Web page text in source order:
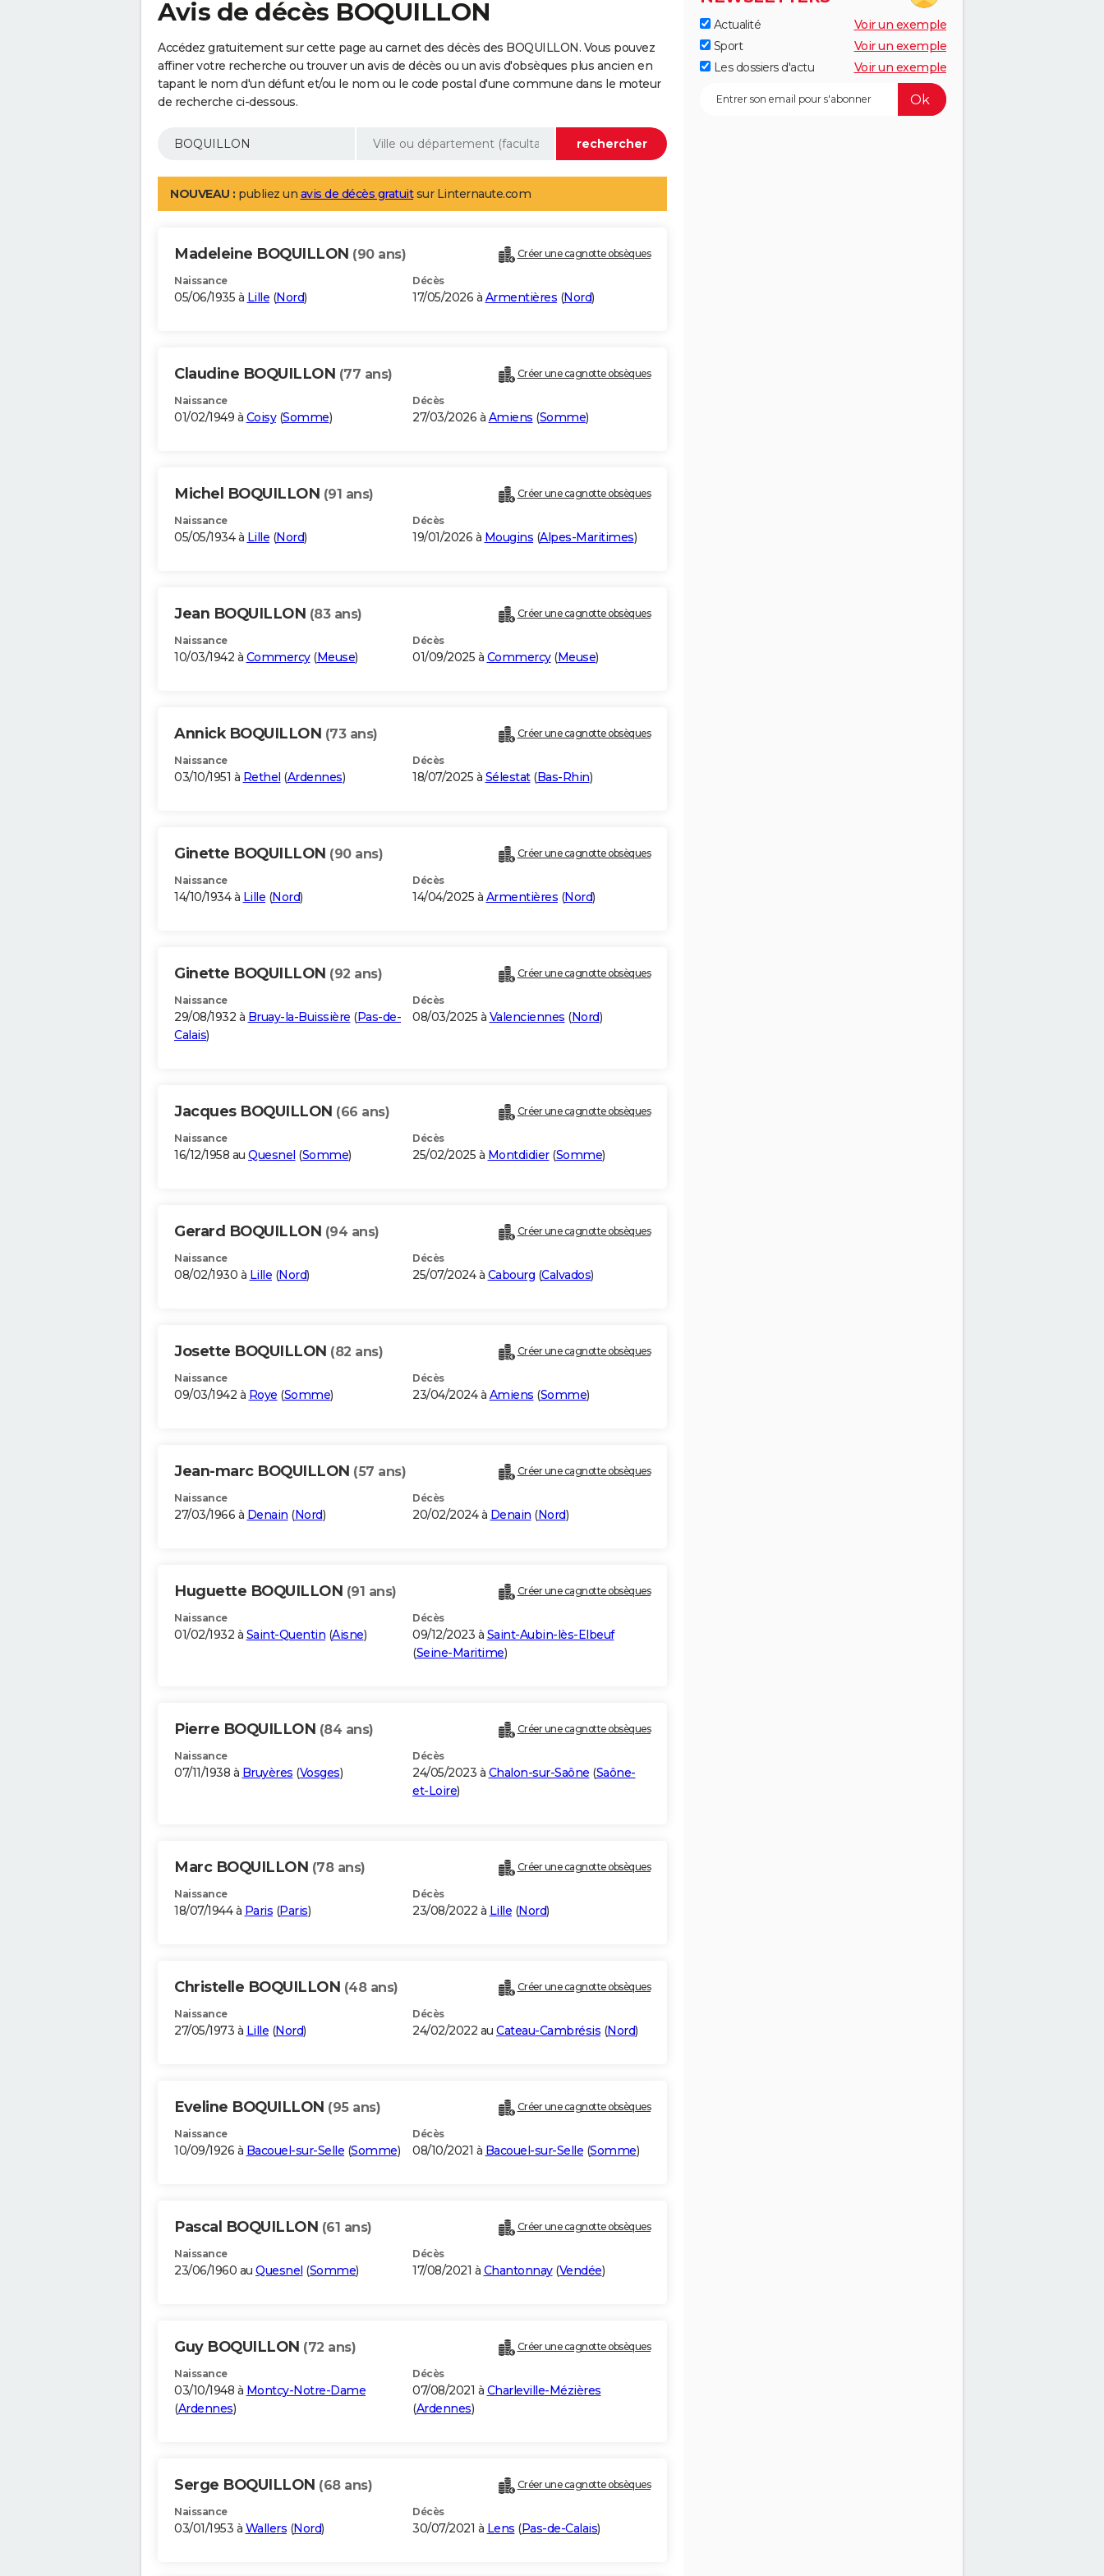
Avis de décès BOQUILLON
Accédez gratuitement sur cette page au carnet des décès des BOQUILLON. Vous pouvez
affiner votre recherche ou trouver un avis de décès ou un avis d'obsèques plus ancien en
tapant le nom d'un défunt et/ou le nom ou le code postal d'une commune dans le moteur
de recherche ci-dessous.
NOUVEAU : publiez un avis de décès gratuitsur Linternaute.com
Madeleine BOQUILLON (90 ans) Créer une cagnotte obsèques
Naissance
05/06/1935 à Lille (Nord)
Décès
17/05/2026 à Armentières (Nord)
Claudine BOQUILLON (77 ans) Créer une cagnotte obsèques
Naissance
01/02/1949 à Coisy(Somme)
Décès
27/03/2026 à Amiens (Somme)
Michel BOQUILLON (91 ans) Créer une cagnotte obsèques
Naissance
05/05/1934 à Lille (Nord)
Décès
19/01/2026 à Mougins (Alpes-Maritimes)
Jean BOQUILLON (83 ans) Créer une cagnotte obsèques
Naissance
10/03/1942 à Commercy(Meuse)
Décès
01/09/2025 à Commercy(Meuse)
Annick BOQUILLON (73 ans) Créer une cagnotte obsèques
Naissance
03/10/1951 à Rethel (Ardennes)
Décès
18/07/2025 à Sélestat(Bas-Rhin)
Ginette BOQUILLON (90 ans) Créer une cagnotte obsèques
Naissance
14/10/1934 à Lille (Nord)
Décès
14/04/2025 à Armentières (Nord)
Ginette BOQUILLON (92 ans) Créer une cagnotte obsèques
Naissance
29/08/1932 à Bruay-la-Buissière (Pas-de-
Calais)
Décès
08/03/2025 à Valenciennes (Nord)
Jacques BOQUILLON (66 ans) Créer une cagnotte obsèques
Naissance
16/12/1958 au Quesnel (Somme)
Décès
25/02/2025 à Montdidier(Somme)
Gerard BOQUILLON (94 ans) Créer une cagnotte obsèques
Naissance
08/02/1930 à Lille (Nord)
Décès
25/07/2024 à Cabourg (Calvados)
Josette BOQUILLON (82 ans) Créer une cagnotte obsèques
Naissance
09/03/1942 à Roye (Somme)
Décès
23/04/2024 à Amiens (Somme)
Jean-marc BOQUILLON (57 ans) Créer une cagnotte obsèques
Naissance
27/03/1966 à Denain (Nord)
Décès
20/02/2024 à Denain (Nord)
Huguette BOQUILLON (91 ans) Créer une cagnotte obsèques
Naissance
01/02/1932 à Saint-Quentin (Aisne)
Décès
09/12/2023 à Saint-Aubin-lès-Elbeuf
(Seine-Maritime)
Pierre BOQUILLON (84 ans) Créer une cagnotte obsèques
Naissance
07/11/1938 à Bruyères (Vosges)
Décès
24/05/2023 à Chalon-sur-Saône (Saône-
et-Loire)
Marc BOQUILLON (78 ans) Créer une cagnotte obsèques
Naissance
18/07/1944 à Paris (Paris)
Décès
23/08/2022 à Lille (Nord)
Christelle BOQUILLON (48 ans) Créer une cagnotte obsèques
Naissance
27/05/1973 à Lille (Nord)
Décès
24/02/2022 au Cateau-Cambrésis (Nord)
Eveline BOQUILLON (95 ans) Créer une cagnotte obsèques
Naissance
10/09/1926 à Bacouel-sur-Selle (Somme)
Décès
08/10/2021 à Bacouel-sur-Selle (Somme)
Pascal BOQUILLON (61 ans) Créer une cagnotte obsèques
Naissance
23/06/1960 au Quesnel (Somme)
Décès
17/08/2021 à Chantonnay(Vendée)
Guy BOQUILLON (72 ans) Créer une cagnotte obsèques
Naissance
03/10/1948 à Montcy-Notre-Dame
(Ardennes)
Décès
07/08/2021 à Charleville-Mézières
(Ardennes)
Serge BOQUILLON (68 ans) Créer une cagnotte obsèques
Naissance
03/01/1953 à Wallers (Nord)
Décès
30/07/2021 à Lens (Pas-de-Calais)
Actualité
Voir un exemple
Sport
Voir un exemple
Les dossiers d'actu
Voir un exemple